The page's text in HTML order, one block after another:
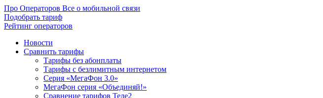
Про Операторов Все о мобильной связи
Подобрать тариф
Рейтинг операторов
Новости
Сравнить тарифы
Тарифы без абонплаты
Тарифы с безлимитным интернетом
Серия «МегаФон 3.0»
МегаФон серия «Объединяй!»
Сравнение тарифов Теле2